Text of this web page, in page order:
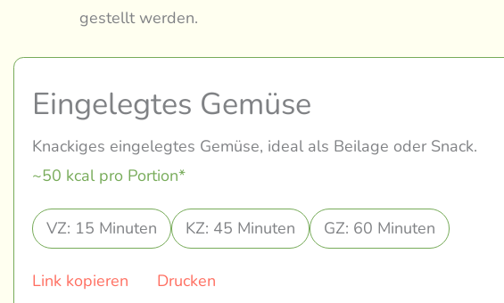
gestellt werden.
Eingelegtes Gemüse
Knackiges eingelegtes Gemüse, ideal als Beilage oder Snack.
~50 kcal pro Portion*
VZ: 15 Minuten KZ: 45 Minuten GZ: 60 Minuten
Link kopieren Drucken